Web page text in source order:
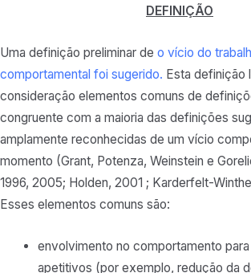
DEFINIÇÃO
Uma definição preliminar de o vício do
comportamental foi sugerido. Esta definição
consideração elementos comuns de
congruente com a maioria das definições
amplamente reconhecidas de um vício
momento (Grant, Potenza, Weinstein e
1996, 2005; Holden, 2001 ; Karderfelt-
Esses elementos comuns são:
envolvimento no comportamento
apetitivos (por exemplo, redução da